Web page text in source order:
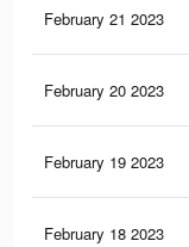
February 21 2023
February 20 2023
February 19 2023
February 18 2023